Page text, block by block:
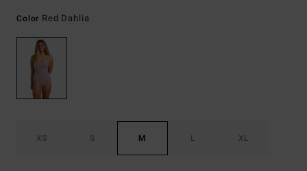
Color Red Dahlia
XS S M L XL